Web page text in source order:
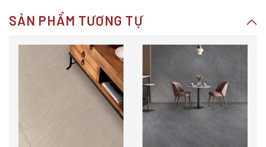
SẢN PHẨM TƯƠNG TỰ